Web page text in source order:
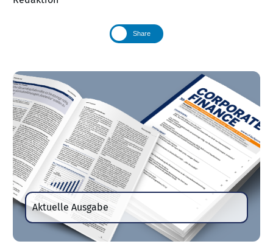
Share
Aktuelle Ausgabe